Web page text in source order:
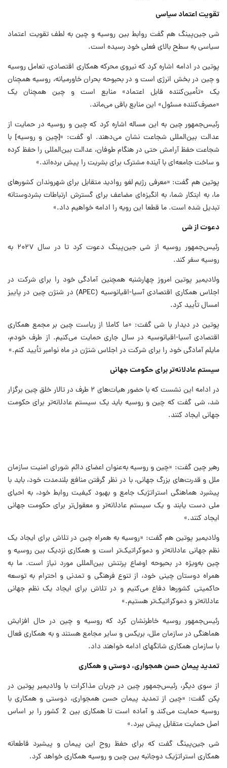
تقویت اعتماد سیاسی
شی جین‌پینگ هم گفت روابط بین روسیه و چین به لطف تقویت اعتماد
سیاسی به سطح بالای فعلی خود رسیده است.
پوتین در ادامه اشاره کرد که نیروی محرکه همکاری اقتصادی، تعامل روسیه
و چین در بخش انرژی است و در بحبوحه بحران خاورمیانه، روسیه همچنان
یک «تأمین‌کننده قابل اعتماد» منابع است و چین همچنان یک
«مصرف‌کننده مسئول» این منابع باقی می‌ماند.
رئیس‌جمهور چین به این مساله اشاره کرد که چین و روسیه در حمایت از
عدالت بین‌المللی شجاعت نشان می‌دهند. او گفت: «[چین و روسیه] با
شجاعت حفظ آرامش حتی در هنگام طوفان، عدالت بین‌المللی را حفظ کرده
و ساخت جامعه‌ای با آینده مشترک برای بشریت را پیش برده‌اند.»
پوتین هم گفت: «معرفی رژیم لغو روادید متقابل برای شهروندان کشورهای
ما، به ابتکار شما، به انگیزه‌ای مضاعف برای گسترش ارتباطات بشردوستانه
تبدیل شده است. ما قطعا این رویه را ادامه خواهیم داد.»
دعوت از شی
رئیس‌جمهور روسیه از شی جین‌پینگ دعوت کرد تا در سال ۲۰۲۷ به
روسیه سفر کند.
ولادیمیر پوتین امروز چهارشنبه همچنین آمادگی خود را برای شرکت در
اجلاس همکاری اقتصادی آسیا-اقیانوسیه (APEC) در شنژن چین در پاییز
امسال تأیید کرد.
پوتین در دیدار با شی گفت: «ما کاملا از ریاست چین بر مجمع همکاری
اقتصادی آسیا-اقیانوسیه در سال جاری حمایت می‌کنیم. از طرف خودم،
مایلم آمادگی خود را برای شرکت در اجلاس شنژن در ماه نوامبر تأیید کنم.»
سیستم عادلانه‌تر برای حکومت جهانی
در ادامه این نشست که با حضور هیات‌های ۲ طرف در تالار خلق چین برگزار
شد، شی گفت که چین و روسیه باید یک سیستم عادلانه‌تر برای حکومت
جهانی ایجاد کنند.
رهبر چین گفت: «چین و روسیه به‌عنوان اعضای دائم شورای امنیت سازمان
ملل و قدرت‌های بزرگ جهانی، با در نظر گرفتن منافع بلندمدت خود، باید با
پیشبرد هماهنگی استراتژیک جامع و بهبود کیفیت روابط خود، به احیای
ملی دست یابند و یک سیستم عادلانه‌تر و معقول‌تر برای حکومت جهانی
ایجاد کنند.»
ولادیمیر پوتین هم گفت: «روسیه به همراه چین در تلاش برای ایجاد یک
نظم جهانی عادلانه‌تر و دموکراتیک‌تر است و همکاری نزدیک بین روسیه و
چین به‌ویژه در بحبوحه اوضاع پرتنش بین‌المللی مورد نیاز است. ما به
همراه دوستان چینی خود، از تنوع فرهنگی و تمدنی و احترام به توسعه
حاکمیتی کشورها دفاع می‌کنیم و در تلاش برای ایجاد یک نظم جهانی
عادلانه‌تر و دموکراتیک‌تر هستیم.»
رئیس‌جمهور روسیه خاطرنشان کرد که روسیه و چین در حال افزایش
هماهنگی در سازمان ملل، بریکس و سایر مجامع هستند و به همکاری فعال
با سازمان همکاری شانگهای ادامه خواهند داد.
تمدید پیمان حسن همجواری، دوستی و همکاری
از سوی دیگر، رئیس‌جمهور چین در جریان مذاکرات با ولادیمیر پوتین در
پکن گفت: «چین از تمدید پیمان حسن همجواری، دوستی و همکاری با
روسیه حمایت می‌کند و آماده است تا همکاری بین 2 کشور را بر اساس
اصل حمایت متقابل پیش ببرد.»
شی‌ جین‌پینگ گفت که برای حفظ روح این پیمان و پیشبرد قاطعانه
همکاری استراتژیک دوجانبه بین چین و روسیه همکاری خواهد کرد.